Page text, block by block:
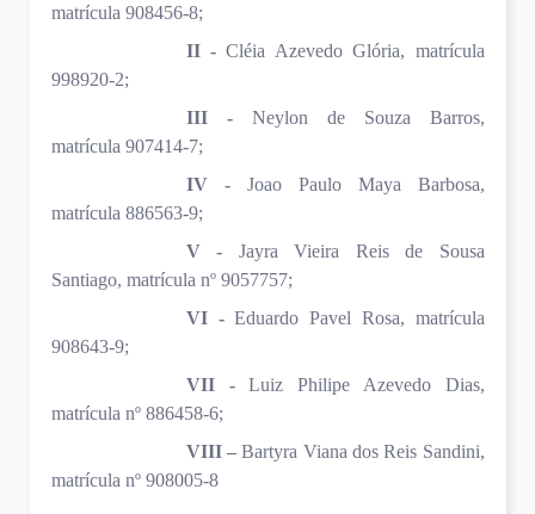
matrícula 908456-8;
II -Cléia Azevedo Glória, matrícula
998920-2;
III -Neylon de Souza Barros,
matrícula 907414-7;
IV -Joao Paulo Maya Barbosa,
matrícula 886563-9;
V - Jayra Vieira Reis de Sousa
Santiago, matrícula nº 9057757;
VI -Eduardo Pavel Rosa, matrícula
908643-9;
VII -Luiz Philipe Azevedo Dias,
matrícula nº 886458-6;
VIII – Bartyra Viana dos Reis Sandini,
matrícula nº 908005-8